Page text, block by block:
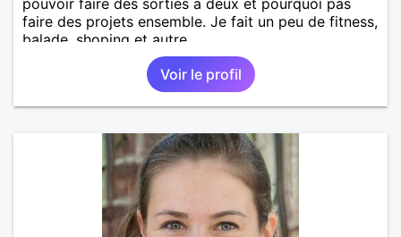
faire des projets ensemble. Je fait un peu de fitness,
balade, shoping et autre.
Voir le profil